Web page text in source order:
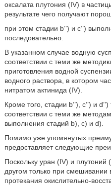
оксалата плутония (IV) в
результате чего получают
при этом стадии b’’) и c’’)
последовательно.
В указанном случае водную
соответствии с теми же
приготовления водной
водного раствора, в котором
нитратом актинида (IV).
Кроме того, стадии b’’), c’’) и
соответствии с теми же
выполнения стадий b), c) и d).
Помимо уже упомянутых
предоставляет следующие
Поскольку уран (IV) и плутоний
другом только при смешивании
протекания окислительно-